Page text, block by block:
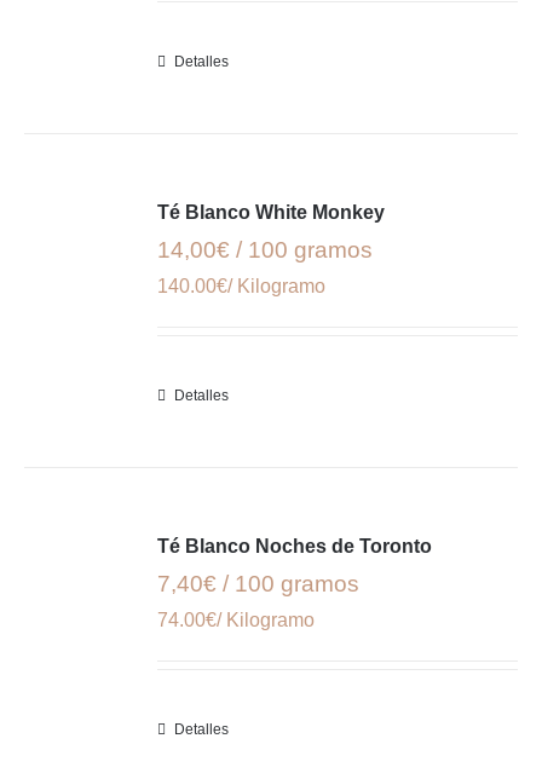
Detalles
Té Blanco White Monkey
14,00€ / 100 gramos
140.00€/ Kilogramo
Detalles
Té Blanco Noches de Toronto
7,40€ / 100 gramos
74.00€/ Kilogramo
Detalles